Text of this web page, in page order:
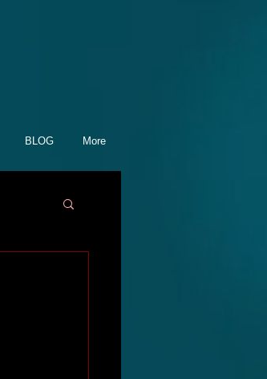
BLOG More